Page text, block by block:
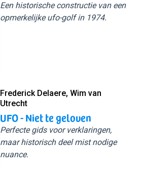
Een historische constructie van een
opmerkelijke ufo-golf in 1974.
Frederick Delaere, Wim van
Utrecht
UFO - Niet te geloven
Perfecte gids voor verklaringen,
maar historisch deel mist nodige
nuance.